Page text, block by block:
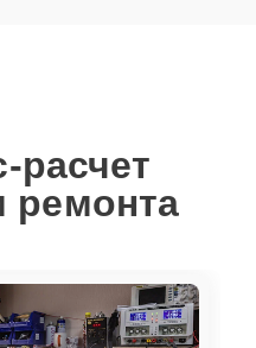
расчет
ремонта